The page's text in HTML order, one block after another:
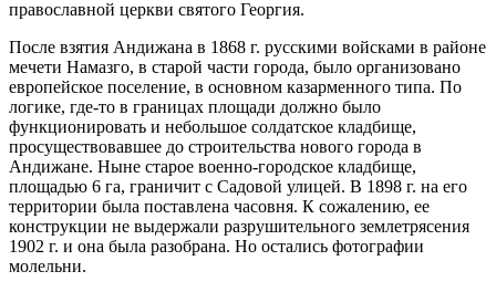
православной церкви святого Георгия.
После взятия Андижана в 1868 г. русскими войсками в районе
мечети Намазго, в старой части города, было организовано
европейское поселение, в основном казарменного типа. По
логике, где-то в границах площади должно было
функционировать и небольшое солдатское кладбище,
просуществовавшее до строительства нового города в
Андижане. Ныне старое военно-городское кладбище,
площадью 6 га, граничит с Садовой улицей. В 1898 г. на его
территории была поставлена часовня. К сожалению, ее
конструкции не выдержали разрушительного землетрясения
1902 г. и она была разобрана. Но остались фотографии
молельни.